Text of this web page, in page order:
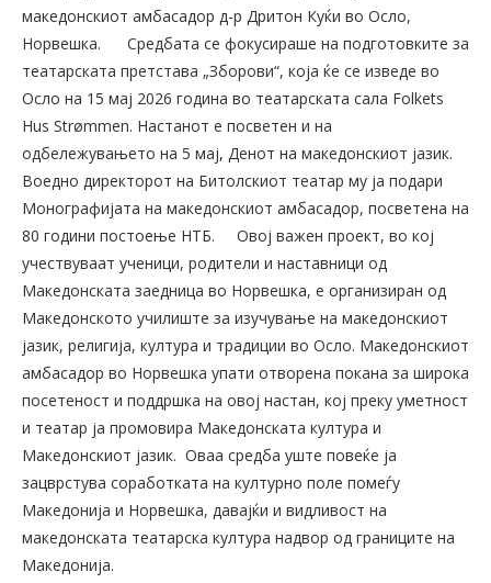
македонскиот амбасадор д-р Дритон Куќи во Осло,
Норвешка.
Средбата се фокусираше на подготовките за
театарската претстава „Зборови“, која ќе се изведе во
Осло на 15 мај 2026 година во театарската сала Folkets
Hus Strømmen. Настанот е посветен и на
одбележувањето на 5 мај, Денот на македонскиот јазик.
Воедно директорот на Битолскиот театар му ја подари
Монографијата на македонскиот амбасадор, посветена на
80 години постоење НТБ.
Овој важен проект, во кој
учествуваат ученици, родители и наставници од
Македонската заедница во Норвешка, е организиран од
Македонското училиште за изучување на македонскиот
јазик, религија, култура и традиции во Осло. Македонскиот
амбасадор во Норвешка упати отворена покана за широка
посетеност и поддршка на овој настан, кој преку уметност
и театар ја промовира Македонската култура и
Македонскиот јазик. Оваа средба уште повеќе ја
зацврстува соработката на културно поле помеѓу
Македонија и Норвешка, давајќи и видливост на
македонската театарска култура надвор од границите на
Македонија.